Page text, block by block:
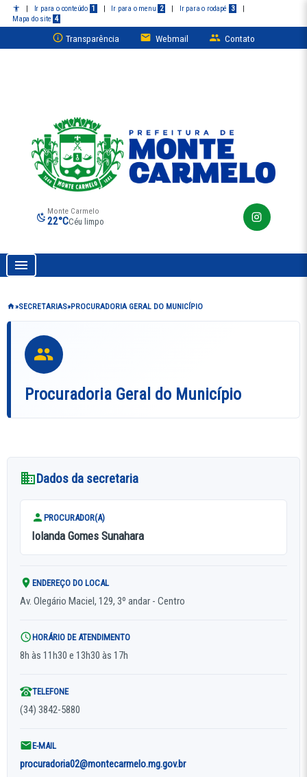
| Ir para o conteúdo 1 | Ir para o menu 2 | Ir para o rodapé 3
|
Mapa do site 4
Transparência Webmail Contato
Monte Carmelo
22°CCéu limpo
SECRETARIAS PROCURADORIA GERAL DO MUNICÍPIO
Procuradoria Geral do Município
Dados da secretaria
PROCURADOR(A)
Iolanda Gomes Sunahara
ENDEREÇO DO LOCAL
Av. Olegário Maciel, 129, 3º andar - Centro
HORÁRIO DE ATENDIMENTO
8h às 11h30 e 13h30 às 17h
TELEFONE
(34) 3842-5880
E-MAIL
procuradoria02@montecarmelo.mg.gov.br